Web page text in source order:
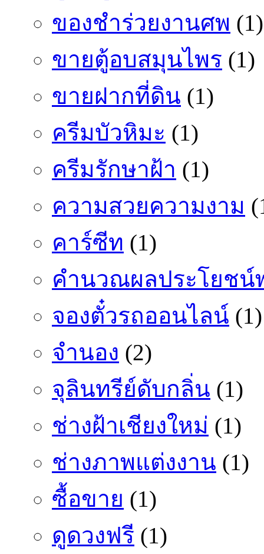
ของชำร่วยงานศพ (1)
ขายตู้อบสมุนไพร (1)
ขายฝากที่ดิน (1)
ครีมบัวหิมะ (1)
ครีมรักษาฝ้า (1)
ความสวยความงาม
คาร์ซีท (1)
คำนวณผลประโยชน์
จองตั๋วรถออนไลน์ (1)
จำนอง (2)
จุลินทรีย์ดับกลิ่น (1)
ช่างฝ้าเชียงใหม่ (1)
ช่างภาพแต่งงาน (1)
ซื้อขาย (1)
ดูดวงฟรี (1)